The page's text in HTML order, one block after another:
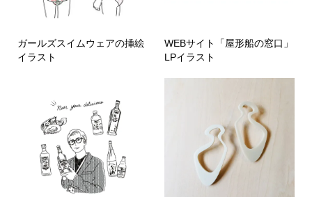
ガールズスイムウェアの挿絵
イラスト
WEBサイト「屋形船の窓口」
LPイラスト